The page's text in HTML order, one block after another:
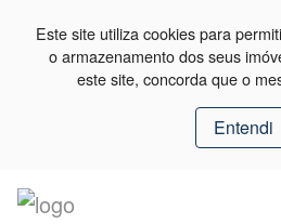
Este site utiliza cookies para
o armazenamento dos seus
este site, concorda que o
Entendi